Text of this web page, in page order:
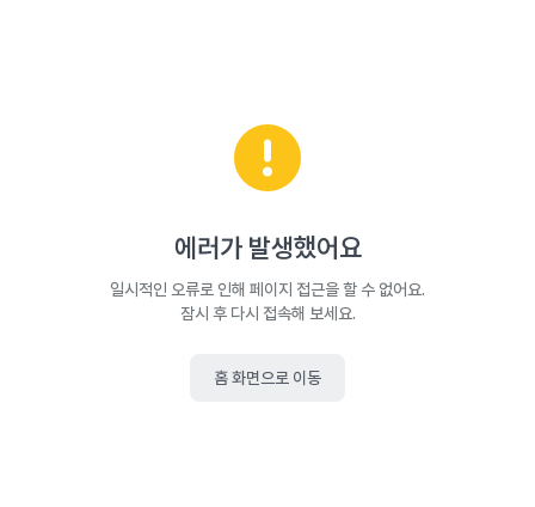
에러가 발생했어요
일시적인 오류로 인해 페이지 접근을 할 수 없어요.
잠시 후 다시 접속해 보세요.
홈 화면으로 이동